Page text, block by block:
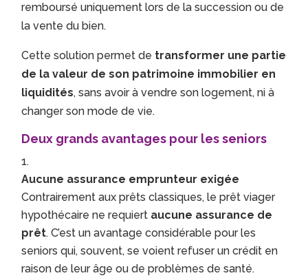
remboursé uniquement lors de la succession ou de
la vente du bien.
Cette solution permet de transformer une partie
de la valeur de son patrimoine immobilier en
liquidités, sans avoir à vendre son logement, ni à
changer son mode de vie.
Deux grands avantages pour les seniors
Aucune assurance emprunteur exigée
Contrairement aux prêts classiques, le prêt viager
hypothécaire ne requiert aucune assurance de
prêt. C’est un avantage considérable pour les
seniors qui, souvent, se voient refuser un crédit en
raison de leur âge ou de problèmes de santé.